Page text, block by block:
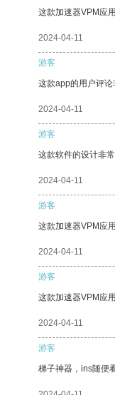
这款加速器VPM应
2024-04-11
游客
这款app的用户评论
2024-04-11
游客
这款软件的设计非
2024-04-11
游客
这款加速器VPM应
2024-04-11
游客
这款加速器VPM应
2024-04-11
游客
梯子神器，ins随便